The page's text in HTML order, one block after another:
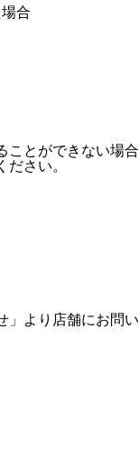
合
ことができない場合
さい。
」より店舗にお問い